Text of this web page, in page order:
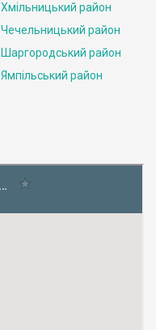
Хмільницький район
Чечельницький район
Шаргородський район
Ямпільський район